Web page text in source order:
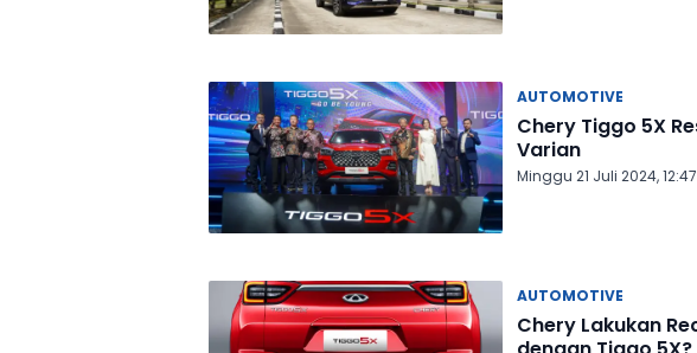
AUTOMOTIVE
Chery Tiggo 5X
Varian
Minggu 21 Juli 2024,
AUTOMOTIVE
Chery Lakukan